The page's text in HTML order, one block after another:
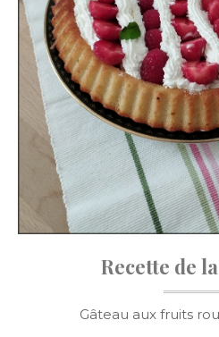
Recette de
Gâteau aux fruits